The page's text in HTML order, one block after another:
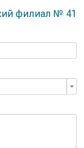
филиал № 41